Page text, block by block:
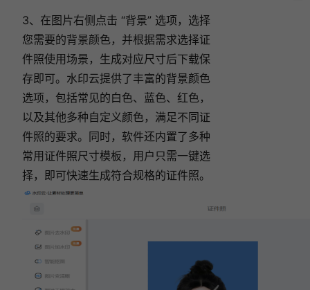
3、在图片右侧点击 “背景” 选项，选择
您需要的背景颜色，并根据需求选择证
件照使用场景，生成对应尺寸后下载保
存即可。水印云提供了丰富的背景颜色
选项，包括常见的白色、蓝色、红色，
以及其他多种自定义颜色，满足不同证
件照的要求。同时，软件还内置了多种
常用证件照尺寸模板，用户只需一键选
择，即可快速生成符合规格的证件照。